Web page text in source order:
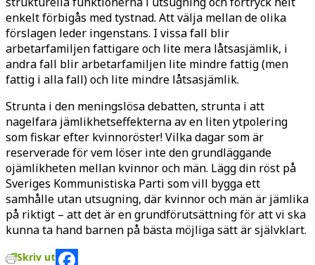
enkelt förbigås med tystnad. Att välja mellan de olika
förslagen leder ingenstans. I vissa fall blir
arbetarfamiljen fattigare och lite mera låtsasjämlik, i
andra fall blir arbetarfamiljen lite mindre fattig (men
fattig i alla fall) och lite mindre låtsasjämlik.
Strunta i den meningslösa debatten, strunta i att
nagelfara jämlikhetseffekterna av en liten ytpolering
som fiskar efter kvinnoröster! Vilka dagar som är
reserverade för vem löser inte den grundläggande
ojämlikheten mellan kvinnor och män. Lägg din röst på
Sveriges Kommunistiska Parti som vill bygga ett
samhålle utan utsugning, där kvinnor och män är jämlika
på riktigt – att det är en grundförutsättning för att vi ska
kunna ta hand barnen på bästa möjliga sätt är självklart.
Skriv ut